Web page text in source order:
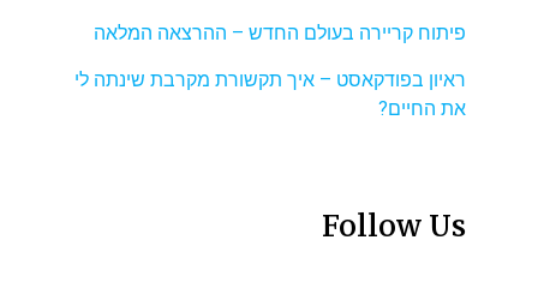
פיתוח קריירה בעולם החדש – ההרצאה המלאה
ראיון בפודקאסט – איך תקשורת מקרבת שינתה לי
את החיים?
Follow Us